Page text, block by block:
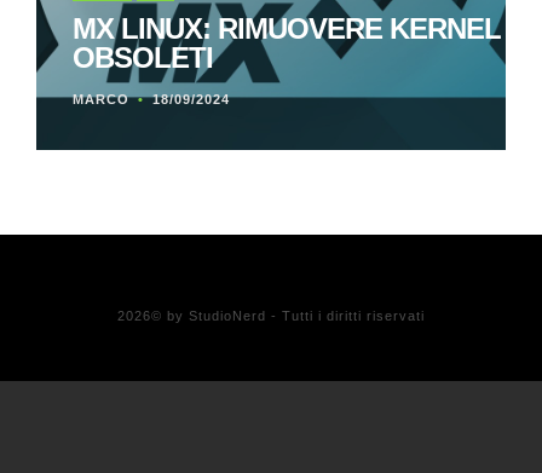
MX LINUX: RIMUOVERE KERNEL
OBSOLETI
MARCO 18/09/2024
2026© by StudioNerd - Tutti i diritti riservati